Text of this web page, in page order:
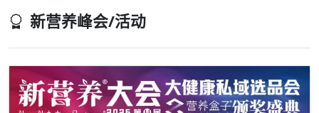
新营养峰会/活动